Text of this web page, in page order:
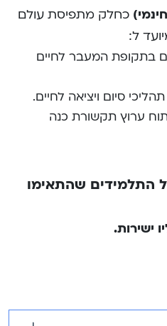
כחלק מתפיסת עולם
ל:
בתקופת המעבר לחיים
סיום ויציאה לחיים.
ערוץ תקשורת כנה
התלמידים שהתאימו
ישירות.